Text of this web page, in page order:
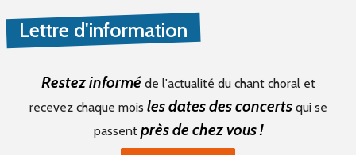
Lettre d'information
Restez informé de l'actualité du chant choral et
recevez chaque mois les dates des concertsqui se
passent près de chez vous !